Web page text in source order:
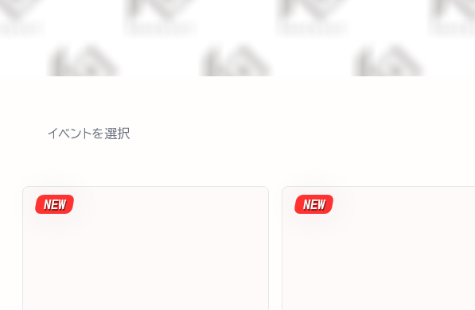
イベントを選択
NEW NEW